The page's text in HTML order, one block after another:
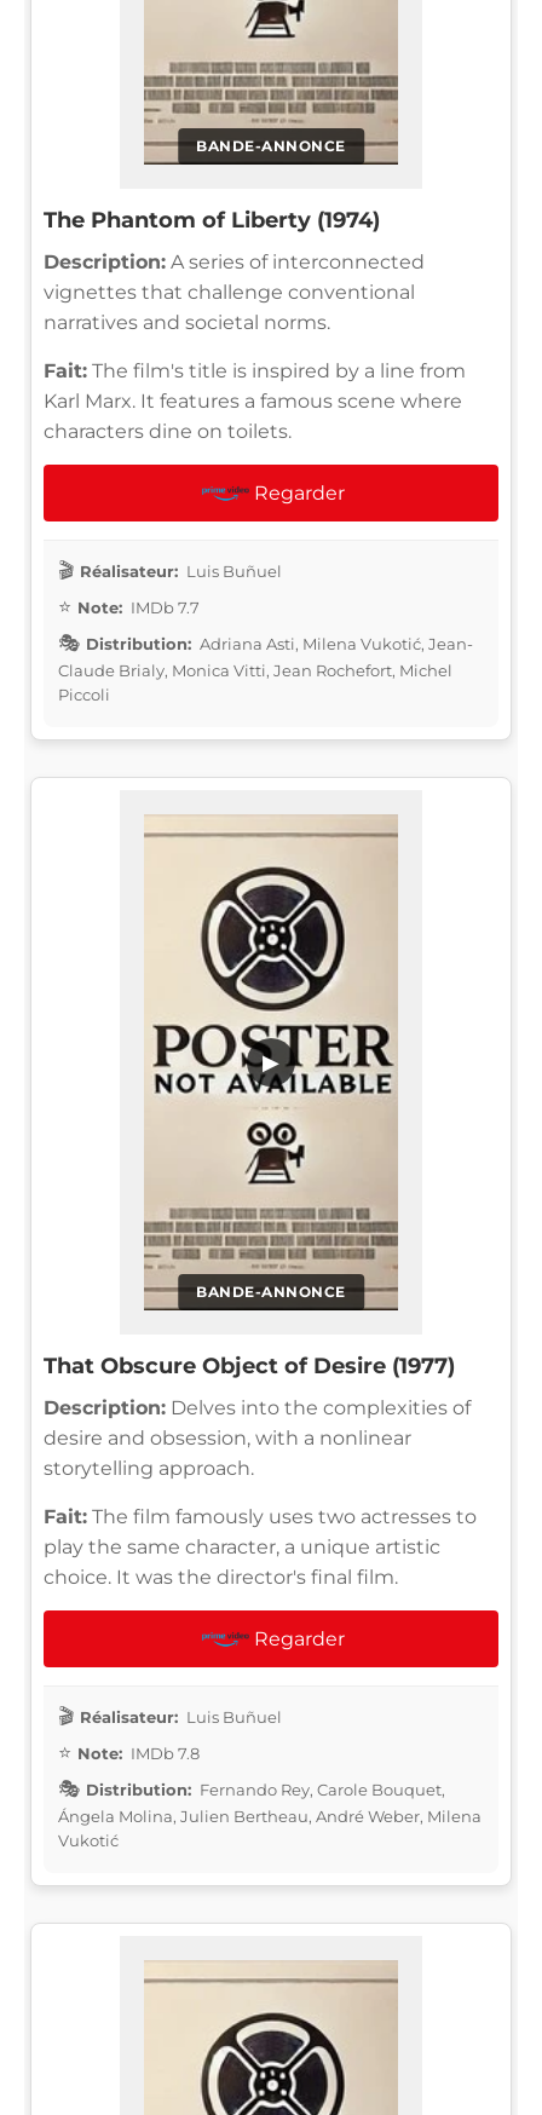
BANDE-ANNONCE
The Phantom of Liberty (1974)
Description: A series of interconnected
vignettes that challenge conventional
narratives and societal norms.
Fait: The film's title is inspired by a line from
Karl Marx. It features a famous scene where
characters dine on toilets.
Regarder
Réalisateur: Luis Buñuel
Note: IMDb 7.7
Distribution: Adriana Asti, Milena Vukotić, Jean-
Claude Brialy, Monica Vitti, Jean Rochefort, Michel
Piccoli
BANDE-ANNONCE
▶
That Obscure Object of Desire (1977)
Description: Delves into the complexities of
desire and obsession, with a nonlinear
storytelling approach.
Fait: The film famously uses two actresses to
play the same character, a unique artistic
choice. It was the director's final film.
Regarder
Réalisateur: Luis Buñuel
Note: IMDb 7.8
Distribution: Fernando Rey, Carole Bouquet,
Ángela Molina, Julien Bertheau, André Weber, Milena
Vukotić